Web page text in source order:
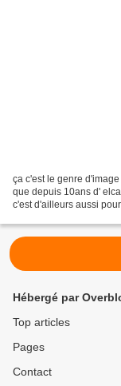
ça c'est le genre
que depuis 10ans d'
c'est d'ailleurs aussi
Hébergé par
Top articles
Pages
Contact